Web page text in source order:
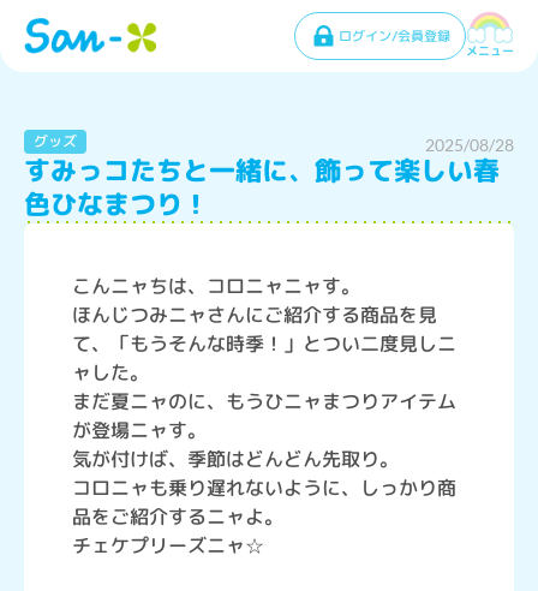
ログイン/会員登録
メニュー
グッズ 2025/08/28
すみっコたちと一緒に、飾って楽しい春
色ひなまつり！
こんニャちは、コロニャニャす。
ほんじつみニャさんにご紹介する商品を見
て、「もうそんな時季！」とつい二度見しニ
ャした。
まだ夏ニャのに、もうひニャまつりアイテム
が登場ニャす。
気が付けば、季節はどんどん先取り。
コロニャも乗り遅れないように、しっかり商
品をご紹介するニャよ。
チェケプリーズニャ☆